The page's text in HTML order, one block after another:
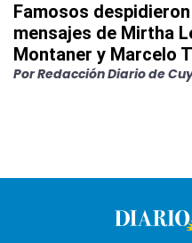
Famosos
mensajes de Mirtha
Montaner y Marcelo
PorRedacción Diario de